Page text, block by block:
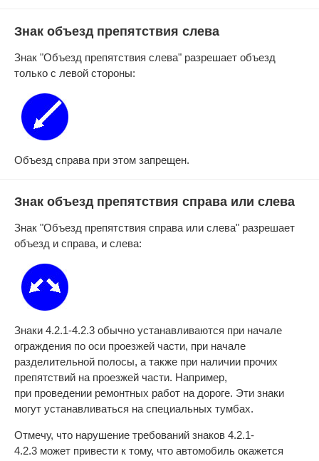
Знак объезд препятствия слева
Знак "Объезд препятствия слева" разрешает объезд
только с левой стороны:
Объезд справа при этом запрещен.
Знак объезд препятствия справа или слева
Знак "Объезд препятствия справа или слева" разрешает
объезд и справа, и слева:
Знаки 4.2.1-4.2.3 обычно устанавливаются при начале
ограждения по оси проезжей части, при начале
разделительной полосы, а также при наличии прочих
препятствий на проезжей части. Например,
при проведении ремонтных работ на дороге. Эти знаки
могут устанавливаться на специальных тумбах.
Отмечу, что нарушение требований знаков 4.2.1-
4.2.3 может привести к тому, что автомобиль окажется